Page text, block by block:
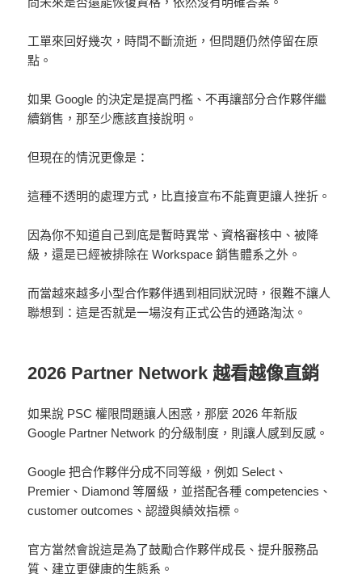
工單來回好幾次，時間不斷流逝，但問題仍然停留在原
點。
如果 Google 的決定是提高門檻、不再讓部分合作夥伴繼
續銷售，那至少應該直接說明。
但現在的情況更像是：
這種不透明的處理方式，比直接宣布不能賣更讓人挫折。
因為你不知道自己到底是暫時異常、資格審核中、被降
級，還是已經被排除在 Workspace 銷售體系之外。
而當越來越多小型合作夥伴遇到相同狀況時，很難不讓人
聯想到：這是否就是一場沒有正式公告的通路淘汰。
2026 Partner Network 越看越像直銷
如果說 PSC 權限問題讓人困惑，那麼 2026 年新版
Google Partner Network 的分級制度，則讓人感到反感。
Google 把合作夥伴分成不同等級，例如 Select、
Premier、Diamond 等層級，並搭配各種 competencies、
customer outcomes、認證與績效指標。
官方當然會說這是為了鼓勵合作夥伴成長、提升服務品
質、建立更健康的生態系。